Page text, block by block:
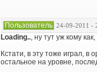
Пользователь 24-09-2011 -
Loading.., ну тут уж кому
Кстати, в эту тоже играл, в
остальное на уровне,